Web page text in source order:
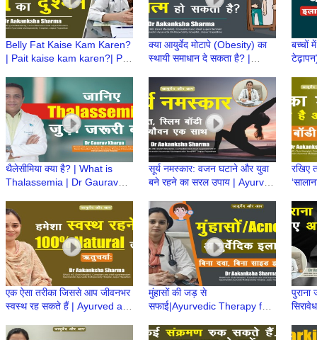
Belly Fat Kaise Kam Karen?
| Pait kaise kam karen?| Pait
Sharma | Ayurved aur Aap
क्या आयुर्वेद मोटापे (Obesity) का
स्थायी समाधान दे सकता है? |
Aakanksha Sharma
बच्चों
थैलेसीमिया क्या है? | What is
Thalassemia | Dr Gaurav
Awareness | Episode 1
सूर्य नमस्कार: वजन घटाने और युवा
बने रहने का सरल उपाय | Ayurved
Sharma
रखिए
एक ऐसा तरीका जिससे आप जीवनभर
स्वस्थ रह सकते हैं | Ayurved aur
मुंहासों की जड़ से
सफाई|Ayurvedic Therapy for
Aakanksha Sharma|Leech
पुराना